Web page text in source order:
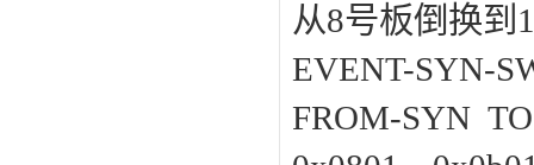
从8号板倒换到
EVENT-SYN-
FROM-SYN